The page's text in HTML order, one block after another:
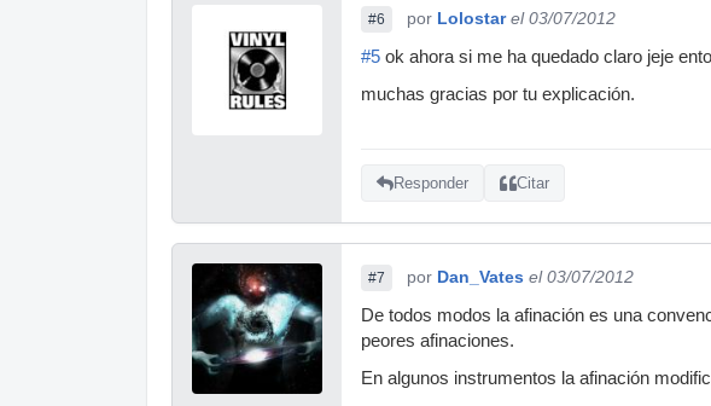
#6 por Lolostar el 03/07/2012
#5 ok ahora si me ha quedado claro jeje
muchas gracias por tu explicación.
Responder Citar
#7 por Dan_Vates el 03/07/2012
De todos modos la afinación es una
peores afinaciones.
En algunos instrumentos la afinación